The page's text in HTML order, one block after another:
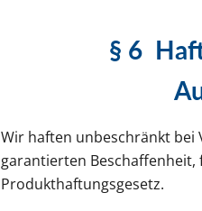
§ 6
Wir haften unbeschränkt bei
garantierten
Produkthaftungsgesetz.